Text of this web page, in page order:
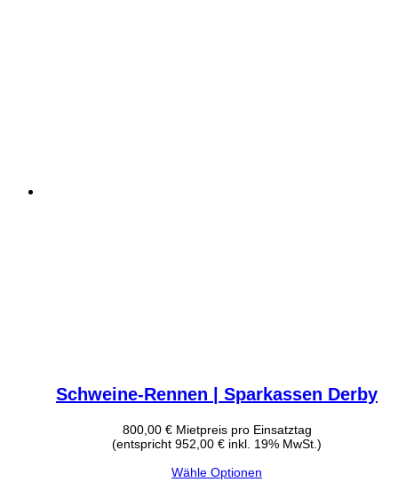
Schweine-Rennen | Sparkassen Derby
800,00 €Mietpreis pro Einsatztag
(entspricht 952,00 € inkl. 19% MwSt.)
Wähle Optionen